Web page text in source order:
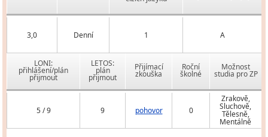
3,0 Denní 1 A
LONI:
přihlášení/plán
přijmout
LETOS:
plán
přijmout
Přijímací
zkouška
Roční
školné
Možnost
studia pro ZP
5 / 9 9 pohovor 0
Zrakově,
Sluchově,
Tělesně,
Mentálně